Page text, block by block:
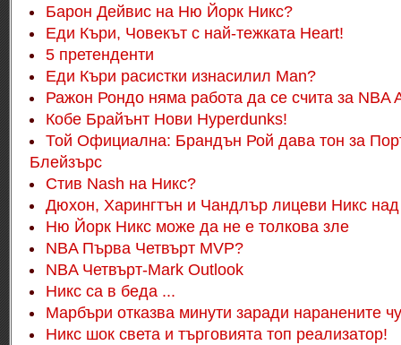
Барон Дейвис на Ню Йорк Никс?
Еди Къри, Човекът с най-тежката Heart!
5 претенденти
Еди Къри расистки изнасилил Man?
Ражон Рондо няма работа да се счита за NBA
Кобе Брайънт Нови Hyperdunks!
Той Официална: Брандън Рой дава тон за
Блейзърс
Стив Nash на Никс?
Дюхон, Харингтън и Чандлър лицеви Никс
Ню Йорк Никс може да не е толкова зле
NBA Първа Четвърт MVP?
NBA Четвърт-Mark Outlook
Никс са в беда ...
Марбъри отказва минути заради наранените
Никс шок света и търговията топ реализатор!